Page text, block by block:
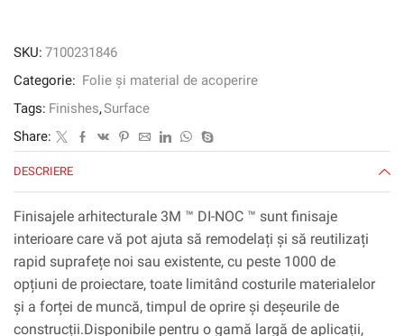
mm
50
m
SKU: 7100231846
Categorie: Folie și material de acoperire
Tags: Finishes,Surface
Share:
DESCRIERE
Finisajele arhitecturale 3M ™ DI-NOC ™ sunt finisaje
interioare care vă pot ajuta să remodelați și să reutilizați
rapid suprafețe noi sau existente, cu peste 1000 de
opțiuni de proiectare, toate limitând costurile materialelor
și a forței de muncă, timpul de oprire și deșeurile de
construcții.Disponibile pentru o gamă largă de aplicații,